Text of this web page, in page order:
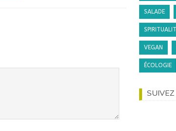
SALADE
VEGAN
ÉCOLOGIE